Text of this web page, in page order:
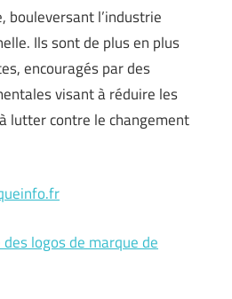
bouleversant l’industrie
Ils sont de plus en plus
encouragés par des
visant à réduire les
lutter contre le changement
logos de marque de